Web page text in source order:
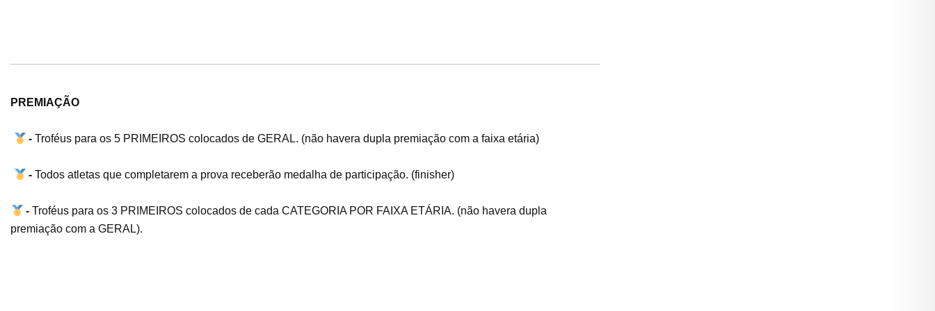
PREMIAÇÃO
-Troféus para os 5 PRIMEIROS colocados de GERAL. (não havera dupla premiação com a faixa etária)
-Todos atletas que completarem a prova receberão medalha de participação. (finisher)
-Troféus para os 3 PRIMEIROS colocados de cada CATEGORIA POR FAIXA ETÁRIA. (não havera dupla
premiação com a GERAL).